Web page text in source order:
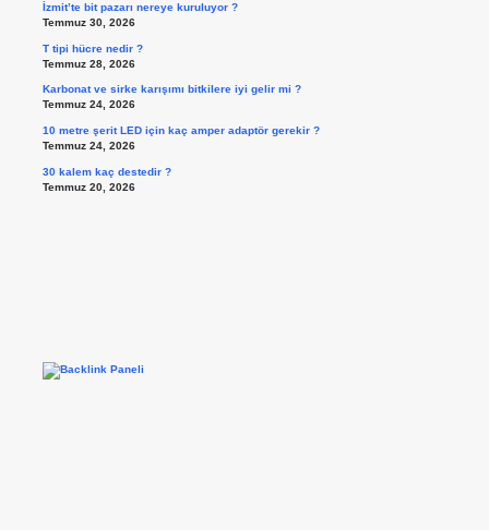
İzmit’te bit pazarı nereye kuruluyor ?
Temmuz 30, 2026
T tipi hücre nedir ?
Temmuz 28, 2026
Karbonat ve sirke karışımı bitkilere iyi gelir mi ?
Temmuz 24, 2026
10 metre şerit LED için kaç amper adaptör gerekir ?
Temmuz 24, 2026
30 kalem kaç destedir ?
Temmuz 20, 2026